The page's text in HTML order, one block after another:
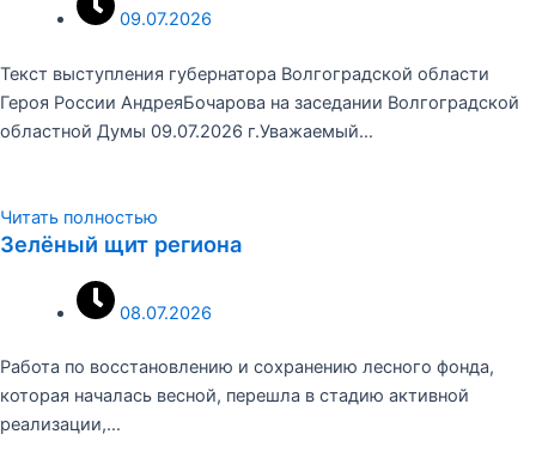
09.07.2026
Текст выступления губернатора Волгоградской области
Героя России АндреяБочарова на заседании Волгоградской
областной Думы 09.07.2026 г.Уважаемый…
Читать полностью
Зелёный щит региона
08.07.2026
Работа по восстановлению и сохранению лесного фонда,
которая началась весной, перешла в стадию активной
реализации,…